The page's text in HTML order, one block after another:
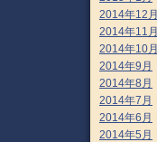
2014年12月
2014年11月
2014年10月
2014年9月
2014年8月
2014年7月
2014年6月
2014年5月